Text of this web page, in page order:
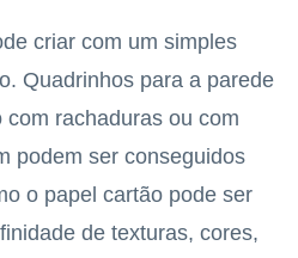
criar com um simples
Quadrinhos para a parede
rachaduras ou com
podem ser conseguidos
o papel cartão pode ser
de texturas, cores,